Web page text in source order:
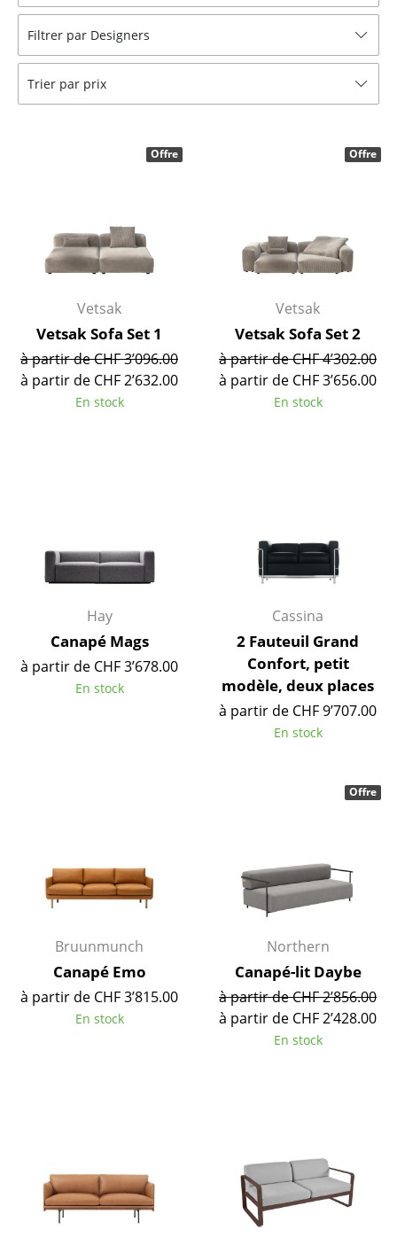
Bancs & Chaises longues
Poufs poires
Chaises de bureau
Chaises de conférence
Fauteuils de direction
Pièces détachées
... voir tous les sièges
Bureaux & Secrétaires
Tables de conférence et Pupitres
Tables hautes & Pupitres
Rangements
Étagères murales
Garde-robes
Petits rangements
Filtrer par Designers
Trier par prix
Vetsak
Vetsak Sofa Set 1
à partir de CHF 3’096.00
à partir de CHF 2’632.00
En stock
Offre
Vetsak
Vetsak Sofa Set 2
à partir de CHF 4’302.00
à partir de CHF 3’656.00
En stock
Offre
Hay
Canapé Mags
à partir de CHF 3’678.00
En stock
Cassina
2 Fauteuil Grand
Confort, petit
modèle, deux places
à partir de CHF 9’707.00
En stock
Bruunmunch
Canapé Emo
à partir de CHF 3’815.00
En stock
Northern
Canapé-lit Daybe
à partir de CHF 2’856.00
à partir de CHF 2’428.00
En stock
Offre